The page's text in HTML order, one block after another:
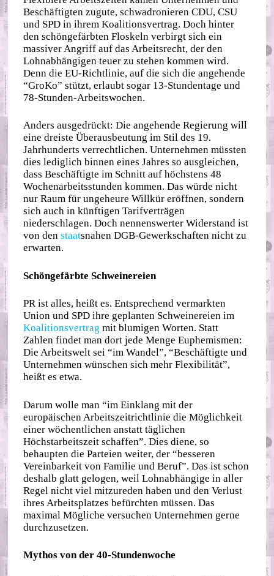
Beschäftigten zugute, schwadronieren CDU, CSU
und SPD in ihrem Koalitionsvertrag. Doch hinter
den schöngefärbten Floskeln verbirgt sich ein
massiver Angriff auf das Arbeitsrecht, der den
Lohnabhängigen teuer zu stehen kommen wird.
Denn die EU-Richtlinie, auf die sich die angehende
“GroKo” stützt, erlaubt sogar 13-Stundentage und
78-Stunden-Arbeitswochen.
Anders ausgedrückt: Die angehende Regierung will
eine dreiste Überausbeutung im Stil des 19.
Jahrhunderts verrechtlichen. Unternehmen müssten
dies lediglich binnen eines Jahres so ausgleichen,
dass Beschäftigte im Schnitt auf höchstens 48
Wochenarbeitsstunden kommen. Das würde nicht
nur Raum für ungeheure Willkür eröffnen, sondern
sich auch in künftigen Tarifverträgen
niederschlagen. Doch nennenswerter Widerstand ist
von denstaatsnahen DGB-Gewerkschaften nicht zu
erwarten.
Schöngefärbte Schweinereien
PR ist alles, heißt es. Entsprechend vermarkten
Union und SPD ihre geplanten Schweinereien im
Koalitionsvertrag mit blumigen Worten. Statt
Zahlen findet man dort jede Menge Euphemismen:
Die Arbeitswelt sei “im Wandel”, “Beschäftigte und
Unternehmen wünschen sich mehr Flexibilität”,
heißt es etwa.
Darum wolle man “im Einklang mit der
europäischen Arbeitszeitrichtlinie die Möglichkeit
einer wöchentlichen anstatt täglichen
Höchstarbeitszeit schaffen”. Dies diene, so
behaupten die Parteien weiter, der “besseren
Vereinbarkeit von Familie und Beruf”. Das ist schon
deshalb glatt gelogen, weil Lohnabhängige in aller
Regel nicht viel mitzureden haben und den Verlust
ihres Arbeitsplatzes befürchten müssen. Das
maximal Mögliche versuchen Unternehmen gerne
durchzusetzen.
Mythos von der 40-Stundenwoche